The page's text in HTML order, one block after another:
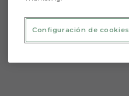
Configuración de cookies